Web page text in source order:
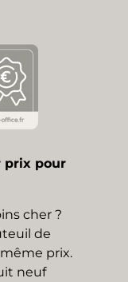
prix pour
cher ?
de
prix.
neuf